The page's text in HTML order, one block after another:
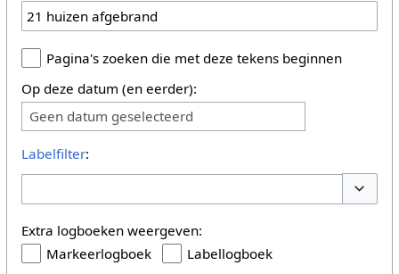
Pagina's zoeken die met deze tekens beginnen
Op deze datum (en eerder):
Geen datum geselecteerd
Labelfilter:
Extra logboeken weergeven:
Markeerlogboek
Labellogboek